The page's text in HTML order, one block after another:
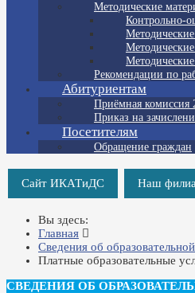
Методические
Контрольно-
Рекомендации по
Абитуриентам
Приёмная комиссия
Приказ на
Посетителям
Обращение граждан
Сайт ИКАТиДС Наш
Вы здесь:
Главная
Сведения об
Платные образовательные
СВЕДЕНИЯ ОБ